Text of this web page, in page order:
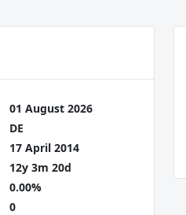
01 August 2026
DE
17 April 2014
12y 3m 20d
0.00%
0